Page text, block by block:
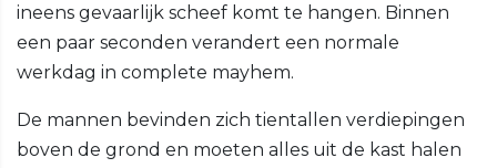
ineens gevaarlijk scheef komt te hangen. Binnen
een paar seconden verandert een normale
werkdag in complete mayhem.
De mannen bevinden zich tientallen verdiepingen
boven de grond en moeten alles uit de kast halen